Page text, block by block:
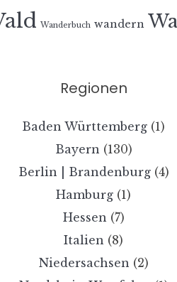
Wanderbuch wandern
Regionen
Baden Württemberg (1)
Bayern (130)
Berlin | Brandenburg(4)
Hamburg (1)
Hessen (7)
Italien (8)
Niedersachsen (2)